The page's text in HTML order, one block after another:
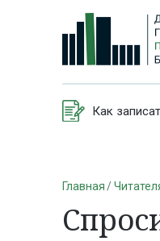
Как
Главная